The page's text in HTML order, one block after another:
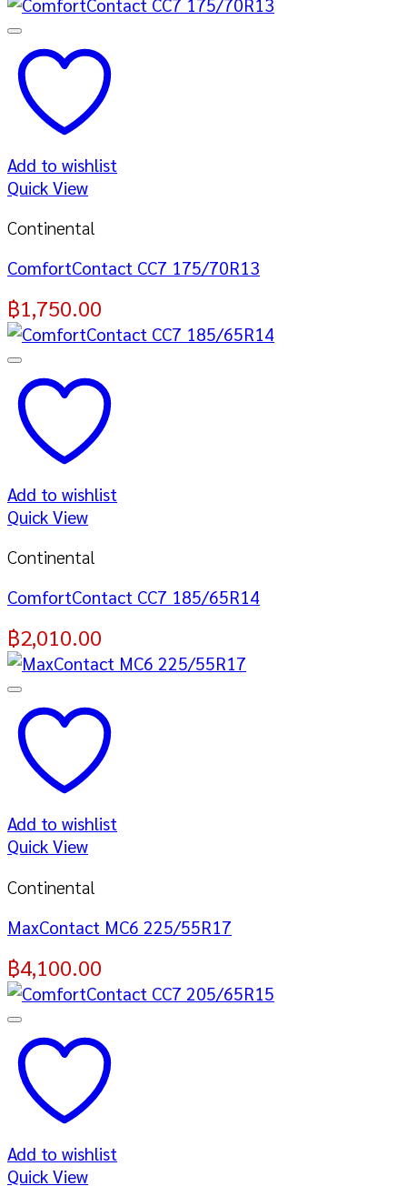
Add to wishlist
Quick View
Continental
ComfortContact CC7 175/70R13
฿1,750.00
Add to wishlist
Quick View
Continental
ComfortContact CC7 185/65R14
฿2,010.00
Add to wishlist
Quick View
Continental
MaxContact MC6 225/55R17
฿4,100.00
Add to wishlist
Quick View